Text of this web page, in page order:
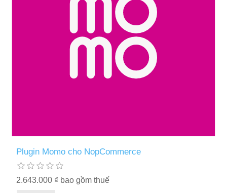
Plugin Momo cho NopCommerce
2.643.000 ₫ bao gồm thuế